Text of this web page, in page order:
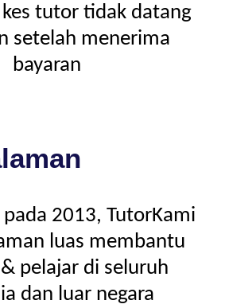
tutor tidak datang
setelah menerima
bayaran
2013, TutorKami
luas membantu
pelajar di seluruh
dan luar negara